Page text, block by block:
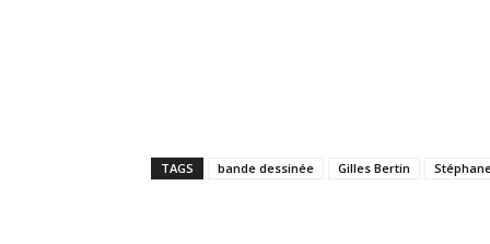
TAGS bande dessinée Gilles Bertin